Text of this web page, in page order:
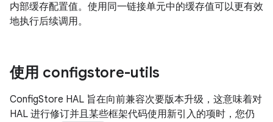
内部缓存配置值。使用同一链接单元中的缓存值可以更有效
地执行后续调用。
使用 configstore-utils
ConfigStore HAL 旨在向前兼容次要版本升级，这意味着对
HAL 进行修订并且某些框架代码使用新引入的项时，您仍